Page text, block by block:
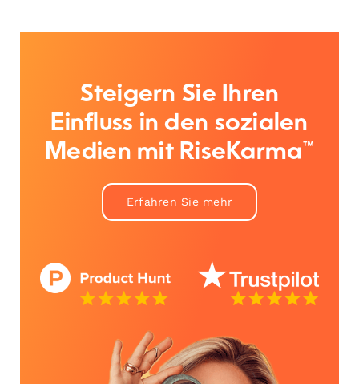
Steigern Sie Ihren
Einfluss in den sozialen
Medien mit RiseKarma™
Erfahren Sie mehr